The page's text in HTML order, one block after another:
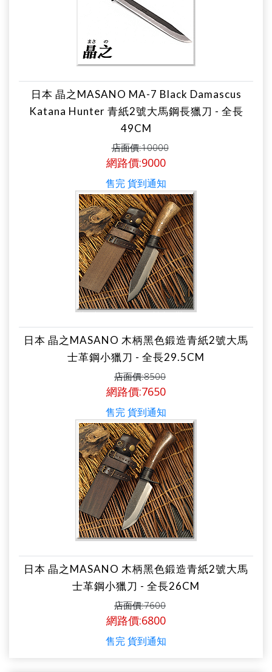
日本 晶之MASANO MA-7 Black Damascus
Katana Hunter 青紙2號大馬鋼長獵刀 - 全長
49CM
店面價:10000
網路價:9000
售完 貨到通知
日本 晶之MASANO 木柄黑色鍛造青紙2號大馬
士革鋼小獵刀 - 全長29.5CM
店面價:8500
網路價:7650
售完 貨到通知
日本 晶之MASANO 木柄黑色鍛造青紙2號大馬
士革鋼小獵刀 - 全長26CM
店面價:7600
網路價:6800
售完 貨到通知